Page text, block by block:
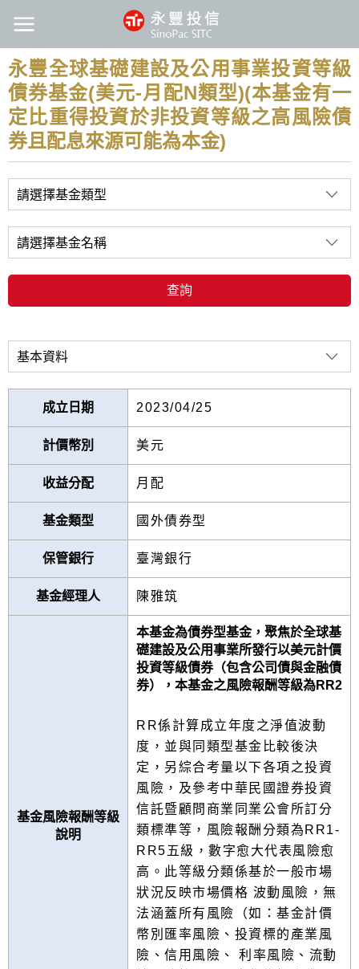
永豐全球基礎建設及公用事業投資等級
債券基金(美元-月配N類型)(本基金有一
定比重得投資於非投資等級之高風險債
券且配息來源可能為本金)
請選擇基金類型
請選擇基金名稱
查詢
基本資料
成立日期 2023/04/25
計價幣別 美元
收益分配 月配
基金類型 國外債券型
保管銀行 臺灣銀行
基金經理人 陳雅筑
基金風險報酬等級
說明
本基金為債券型基金，聚焦於全球基
礎建設及公用事業所發行以美元計價
投資等級債券（包含公司債與金融債
券），本基金之風險報酬等級為RR2
RR係計算成立年度之淨值波動
度，並與同類型基金比較後決
定，另綜合考量以下各項之投資
風險，及參考中華民國證券投資
信託暨顧問商業同業公會所訂分
類標準等，風險報酬分類為RR1-
RR5五級，數字愈大代表風險愈
高。此等級分類係基於一般市場
狀況反映市場價格 波動風險，無
法涵蓋所有風險（如：基金計價
幣別匯率風險、投資標的產業風
險、信用風險、 利率風險、流動